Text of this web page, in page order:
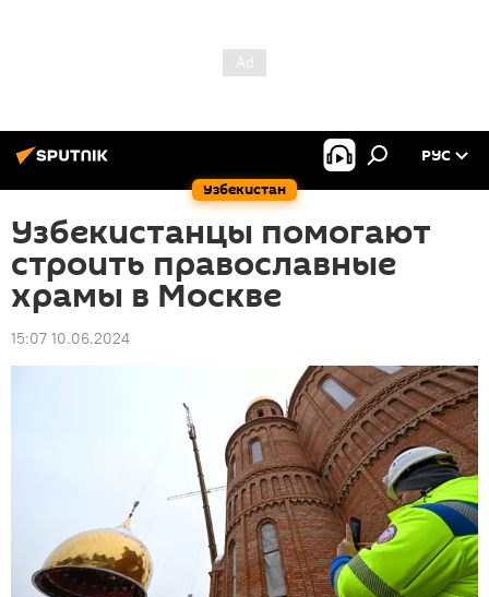
Узбекистан
РУС
Узбекистанцы помогают
строить православные
храмы в Москве
15:07 10.06.2024